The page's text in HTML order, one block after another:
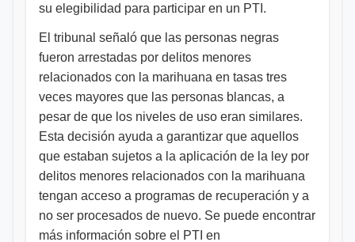
su elegibilidad para participar en un PTI.
El tribunal señaló que las personas negras
fueron arrestadas por delitos menores
relacionados con la marihuana en tasas tres
veces mayores que las personas blancas, a
pesar de que los niveles de uso eran similares.
Esta decisión ayuda a garantizar que aquellos
que estaban sujetos a la aplicación de la ley por
delitos menores relacionados con la marihuana
tengan acceso a programas de recuperación y a
no ser procesados de nuevo. Se puede encontrar
más información sobre el PTI en